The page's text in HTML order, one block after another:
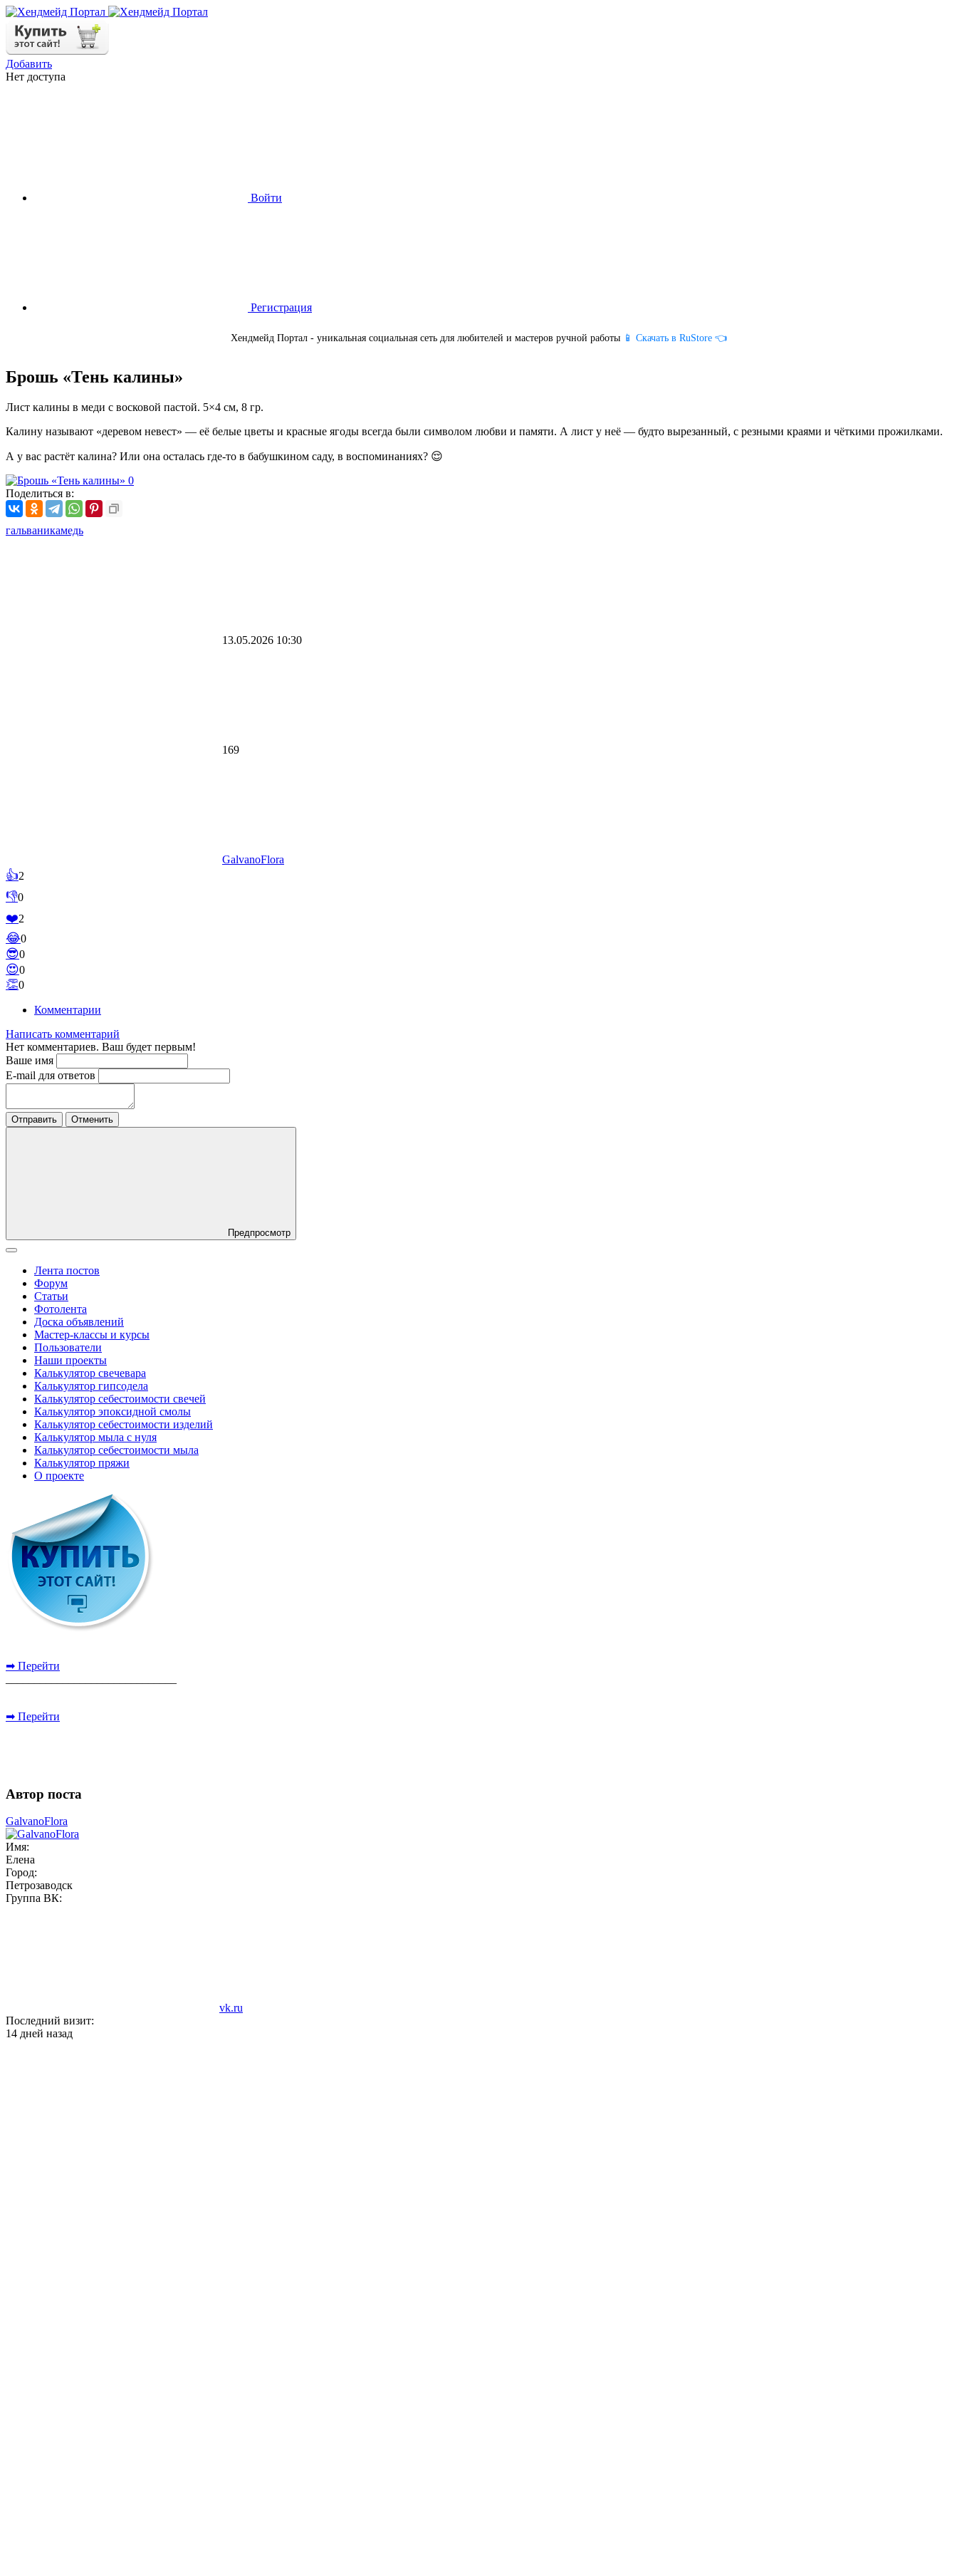
Добавить
Нет доступа
Войти
Регистрация
Хендмейд Портал - уникальная социальная сеть для любителей и мастеров ручной работы 📱 Скачать в RuStore 👈
Брошь «Тень калины»
Лист калины в меди с восковой пастой. 5×4 см, 8 гр.
Калину называют «деревом невест» — её белые цветы и красные ягоды всегда были символом любви и памяти. А лист у неё — будто вырезанный, с резными краями и чёткими прожилками.
А у вас растёт калина? Или она осталась где-то в бабушкином саду, в воспоминаниях? 😌
Поделиться в:
гальваникамедь
13.05.2026 10:30
169
GalvanoFlora
👍2
👎0
❤️2
😂0
😎0
😍0
👏0
Комментарии
Написать комментарий
Нет комментариев. Ваш будет первым!
Ваше имя
E-mail для ответов
Отправить Отменить
Предпросмотр
Лента постов
Форум
Статьи
Фотолента
Доска объявлений
Мастер-классы и курсы
Пользователи
Наши проекты
Калькулятор свечевара
Калькулятор гипсодела
Калькулятор себестоимости свечей
Калькулятор эпоксидной смолы
Калькулятор себестоимости изделий
Калькулятор мыла с нуля
Калькулятор себестоимости мыла
Калькулятор пряжи
О проекте
➡ Перейти
➡ Перейти
Автор поста
GalvanoFlora
Имя:
Елена
Город:
Петрозаводск
Группа ВК:
vk.ru
Последний визит:
14 дней назад